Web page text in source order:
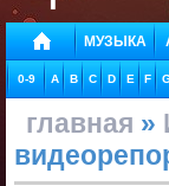
МУЗЫКА
0-9 A B C D E F
главная »